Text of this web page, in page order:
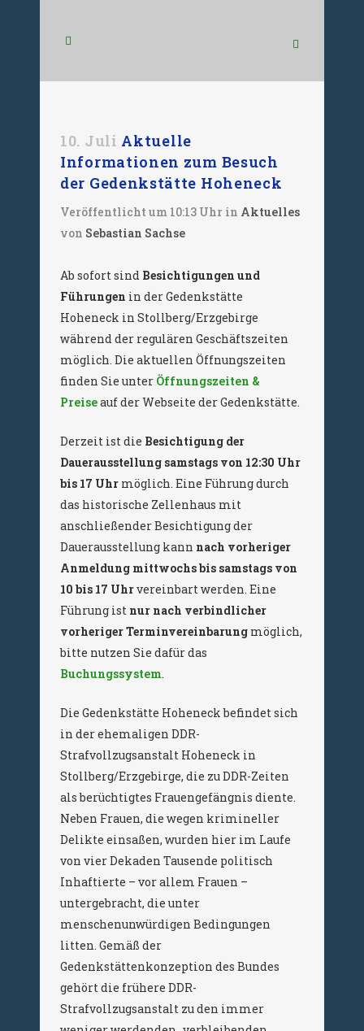
10. Juli Aktuelle
Informationen zum Besuch
der Gedenkstätte Hoheneck
Veröffentlicht um 10:13 Uhr in Aktuelles
von Sebastian Sachse
Ab sofort sind Besichtigungen und
Führungen in der Gedenkstätte
Hoheneck in Stollberg/Erzgebirge
während der regulären Geschäftszeiten
möglich. Die aktuellen Öffnungszeiten
finden Sie unter Öffnungszeiten &
Preiseauf der Webseite der Gedenkstätte.
Derzeit ist die Besichtigung der
Dauerausstellung samstags von 12:30 Uhr
bis 17 Uhr möglich. Eine Führung durch
das historische Zellenhaus mit
anschließender Besichtigung der
Dauerausstellung kann nach vorheriger
Anmeldung mittwochs bis samstags von
10 bis 17 Uhrvereinbart werden. Eine
Führung ist nur nach verbindlicher
vorheriger Terminvereinbarung möglich,
bitte nutzen Sie dafür das
Buchungssystem.
Die Gedenkstätte Hoheneck befindet sich
in der ehemaligen DDR-
Strafvollzugsanstalt Hoheneck in
Stollberg/Erzgebirge, die zu DDR-Zeiten
als berüchtigtes Frauengefängnis diente.
Neben Frauen, die wegen krimineller
Delikte einsaßen, wurden hier im Laufe
von vier Dekaden Tausende politisch
Inhaftierte – vor allem Frauen –
untergebracht, die unter
menschenunwürdigen Bedingungen
litten. Gemäß der
Gedenkstättenkonzeption des Bundes
gehört die frühere DDR-
Strafvollzugsanstalt zu den immer